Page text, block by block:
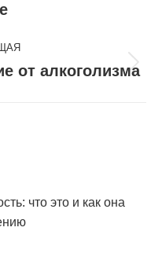
от алкоголизма
что это и как она